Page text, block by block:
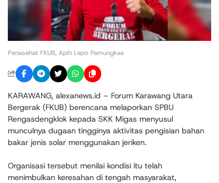
Penasehat FKUB, Apih Lepo Pamungkas
KARAWANG, alexanews.id – Forum Karawang Utara
Bergerak (FKUB) berencana melaporkan SPBU
Rengasdengklok kepada SKK Migas menyusul
munculnya dugaan tingginya aktivitas pengisian bahan
bakar jenis solar menggunakan jeriken.
Organisasi tersebut menilai kondisi itu telah
menimbulkan keresahan di tengah masyarakat,